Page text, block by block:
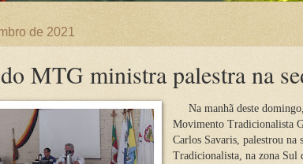
de 2021
MTG ministra palestra na
Na manhã deste
Movimento Tradicionalista
Carlos Savaris, palestrou na
Tradicionalista, na zona Sul